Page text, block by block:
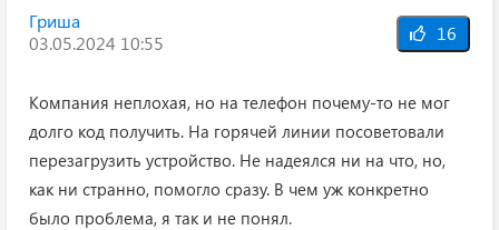
Гриша
03.05.2024 10:55
16
Компания неплохая, но на телефон почему-то не мог
долго код получить. На горячей линии посоветовали
перезагрузить устройство. Не надеялся ни на что, но,
как ни странно, помогло сразу. В чем уж конкретно
было проблема, я так и не понял.